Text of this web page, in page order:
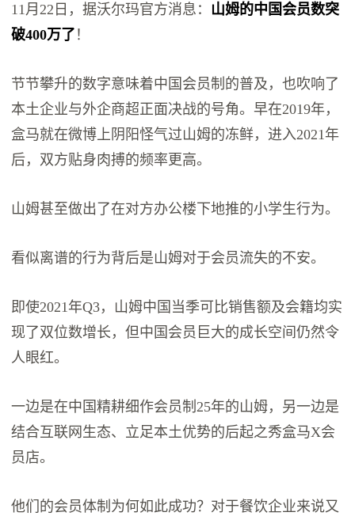
11月22日，据沃尔玛官方消息： 山姆的中国会员数突
破400万了 ！
节节攀升的数字意味着中国会员制的普及，也吹响了
本土企业与外企商超正面决战的号角。早在2019年，
盒马就在微博上阴阳怪气过山姆的冻鲜，进入2021年
后，双方贴身肉搏的频率更高。
山姆甚至做出了在对方办公楼下地推的小学生行为。
看似离谱的行为背后是山姆对于会员流失的不安。
即使2021年Q3，山姆中国当季可比销售额及会籍均实
现了双位数增长，但中国会员巨大的成长空间仍然令
人眼红。
一边是在中国精耕细作会员制25年的山姆，另一边是
结合互联网生态、立足本土优势的后起之秀盒马X会
员店。
他们的会员体制为何如此成功？对于餐饮企业来说又